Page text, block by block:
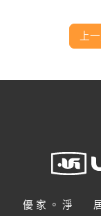
上
優家。淨